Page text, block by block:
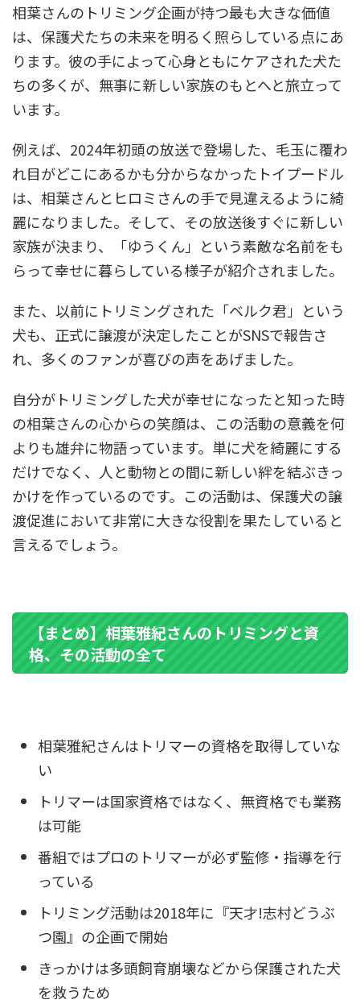
相葉さんのトリミング企画が持つ最も大きな価値
は、保護犬たちの未来を明るく照らしている点にあ
ります。彼の手によって心身ともにケアされた犬た
ちの多くが、無事に新しい家族のもとへと旅立って
います。
例えば、2024年初頭の放送で登場した、毛玉に覆わ
れ目がどこにあるかも分からなかったトイプードル
は、相葉さんとヒロミさんの手で見違えるように綺
麗になりました。そして、その放送後すぐに新しい
家族が決まり、「ゆうくん」という素敵な名前をも
らって幸せに暮らしている様子が紹介されました。
また、以前にトリミングされた「ベルク君」という
犬も、正式に譲渡が決定したことがSNSで報告さ
れ、多くのファンが喜びの声をあげました。
自分がトリミングした犬が幸せになったと知った時
の相葉さんの心からの笑顔は、この活動の意義を何
よりも雄弁に物語っています。単に犬を綺麗にする
だけでなく、人と動物との間に新しい絆を結ぶきっ
かけを作っているのです。この活動は、保護犬の譲
渡促進において非常に大きな役割を果たしていると
言えるでしょう。
【まとめ】相葉雅紀さんのトリミングと資
格、その活動の全て
相葉雅紀さんはトリマーの資格を取得していな
い
トリマーは国家資格ではなく、無資格でも業務
は可能
番組ではプロのトリマーが必ず監修・指導を行
っている
トリミング活動は2018年に『天才!志村どうぶ
つ園』の企画で開始
きっかけは多頭飼育崩壊などから保護された犬
を救うため